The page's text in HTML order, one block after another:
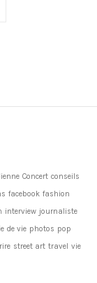
Concert conseils
facebook fashion
interview journaliste
de vie photos pop
street art travel vie